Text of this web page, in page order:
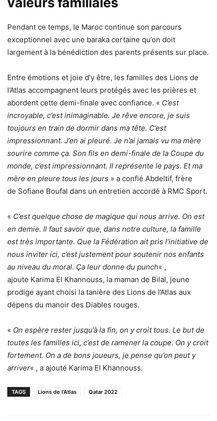
Pendant ce temps, le Maroc continue son parcours
exceptionnel avec une baraka certaine qu’on doit
largement à la bénédiction des parents présents sur place.
Entre émotions et joie d’y être, les familles des Lions de
l’Atlas accompagnent leurs protégés avec les prières et
abordent cette demi-finale avec confiance. « C’est
incroyable, c’est inimaginable. Je rêve encore, je suis
toujours en train de dormir dans ma tête. C’est
impressionnant. J’en ai pleuré. Je n’ai jamais vu ma mère
sourire comme ça. Son fils en demi-finale de la Coupe du
monde, c’est impressionnant. Il représente le pays. Et ma
mère en pleure tous les jours » a confié Abdeltif, frère
de Sofiane Boufal dans un entretien accordé à RMC Sport.
« C’est quelque chose de magique qui nous arrive. On est
en demie. Il faut savoir que, dans notre culture, la famille
est très importante. Que la Fédération ait pris l’initiative de
nous inviter ici, c’est justement pour soutenir nos enfants
au niveau du moral. Ça leur donne du punch« ,
ajoute Karima El Khannouss, la maman de Bilal, jeune
prodige ayant choisi la tanière des Lions de l’Atlas aux
dépens du manoir des Diables rouges.
« On espère rester jusqu’à la fin, on y croit tous. Le but de
toutes les familles ici, c’est de ramener la coupe. On y croit
fortement. On a de bons joueurs, je pense qu’on peut y
arriver« , a ajouté Karima El Khannouss.
TAGS Lions de l'Atlas Qatar 2022